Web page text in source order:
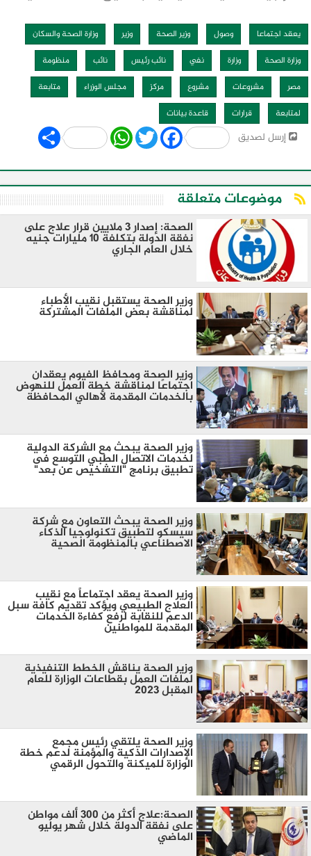
يعقد اجتماعا وصول وزير الصحة وزير
وزارة الصحة والسكان
وزارة الصحة
وزارة نفي نائب رئيس نائب
منظومة
مصر
مشروعات مشروع مركز مجلس الوزراء
متابعة
لمتابعة
قرارات قاعدة بيانات
إرسل لصديق Share WhatsApp
Twitter Facebook
موضوعات متعلقة
الصحة: إصدار 3 ملايين قرار علاج على
نفقة الدولة بتكلفة 10 مليارات جنيه
خلال العام الجاري
وزير الصحة يستقبل نقيب الأطباء
لمناقشة بعض الملفات المشتركة
وزير الصحة ومحافظ الفيوم يعقدان
اجتماعًا لمناقشة خطة العمل للنهوض
بالخدمات المقدمة لأهالي المحافظة
وزير الصحة يبحث مع الشركة الدولية
لخدمات الاتصال الطبي التوسع فى
تطبيق برنامج "التشخيص عن بعد"
وزير الصحة يبحث التعاون مع شركة
سيسكو لتطبيق تكنولوجيا الذكاء
الاصطناعي بالمنظومة الصحية
وزير الصحة يعقد اجتماعاً مع نقيب
العلاج الطبيعي ويؤكد تقديم كافة سبل
الدعم للنقابة لرفع كفاءة الخدمات
المقدمة للمواطنين
وزير الصحة يناقش الخطط التنفيذية
لملفات العمل بقطاعات الوزارة للعام
المقبل 2023
وزير الصحة يلتقي رئيس مجمع
الإصدارات الذكية والمؤمنة لدعم خطة
الوزارة للميكنة والتحول الرقمي
الصحة:علاج أكثر من 300 ألف مواطن
على نفقة الدولة خلال شهر يوليو
الماضي